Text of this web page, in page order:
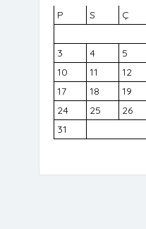
P
S Ç
3
4 5
10
11 12
17
18 19
24
25 26
31